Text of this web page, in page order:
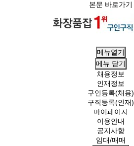
본문 바로가기
메뉴열기
메뉴 닫기
채용정보
인재정보
구인등록(채용)
구직등록(인재)
마이페이지
이용안내
공지사항
임대/매매